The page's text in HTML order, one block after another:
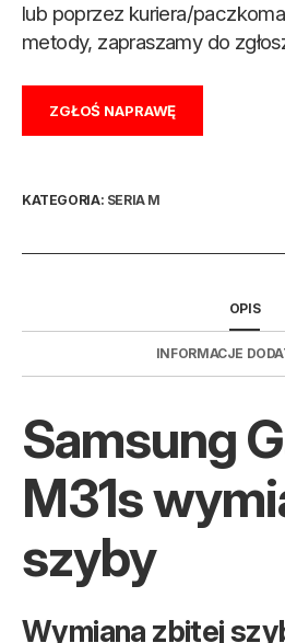
lub poprzez kuriera/
metody, zapraszamy do
ZGŁOŚ NAPRAWĘ
KATEGORIA: SERIA M
OPIS
INFORMACJE
Samsung
M31s
szyby
Wymiana zbitej